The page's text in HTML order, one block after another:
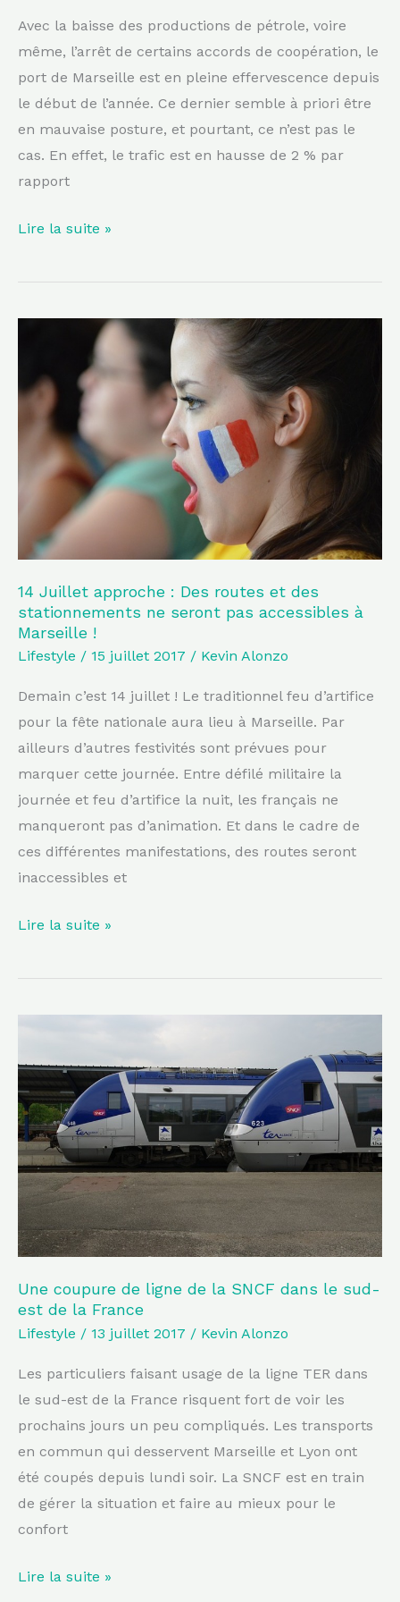
Avec la baisse des productions de pétrole, voire
même, l’arrêt de certains accords de coopération, le
port de Marseille est en pleine effervescence depuis
le début de l’année. Ce dernier semble à priori être
en mauvaise posture, et pourtant, ce n’est pas le
cas. En effet, le trafic est en hausse de 2 % par
rapport
Lire la suite »
14 Juillet approche : Des routes et des
stationnements ne seront pas accessibles à
Marseille !
Lifestyle / 15 juillet 2017 / Kevin Alonzo
Demain c’est 14 juillet ! Le traditionnel feu d’artifice
pour la fête nationale aura lieu à Marseille. Par
ailleurs d’autres festivités sont prévues pour
marquer cette journée. Entre défilé militaire la
journée et feu d’artifice la nuit, les français ne
manqueront pas d’animation. Et dans le cadre de
ces différentes manifestations, des routes seront
inaccessibles et
approche
Des
routes
stationnements
ne
seront
pas
accessibles
Marseille
!
Lire la suite »
Une coupure de ligne de la SNCF dans le sud-
est de la France
Lifestyle / 13 juillet 2017 / Kevin Alonzo
Les particuliers faisant usage de la ligne TER dans
le sud-est de la France risquent fort de voir les
prochains jours un peu compliqués. Les transports
en commun qui desservent Marseille et Lyon ont
été coupés depuis lundi soir. La SNCF est en train
de gérer la situation et faire au mieux pour le
confort
ligne
de
la
SNCF
dans
le
sud-
est
de
la
Lire la suite »